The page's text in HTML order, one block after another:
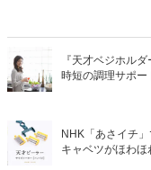
『天才ベジホル
時短の調理サポー
NHK「あさイチ
キャベツがほわほ